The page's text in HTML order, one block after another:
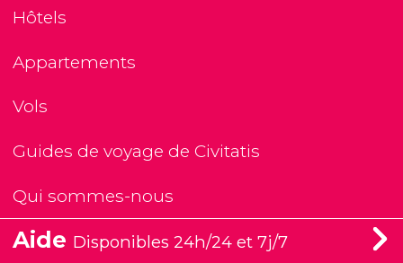
Hôtels
Appartements
Vols
Guides de voyage de Civitatis
Qui sommes-nous
Aide Disponibles 24h/24 et 7j/7